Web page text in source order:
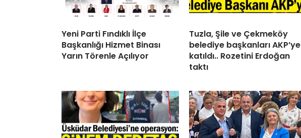
Yeni Parti Fındıklı İlçe
Başkanlığı Hizmet Binası
Yarın Törenle Açılıyor
Tuzla, Şile ve Çekmeköy
belediye başkanları AKP’ye
katıldı.. Rozetini Erdoğan
taktı